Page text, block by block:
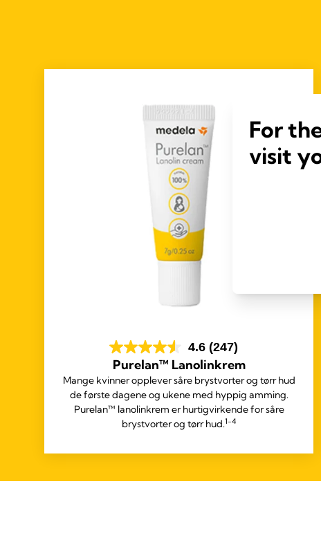
4.6 (247)
Purelan™ Lanolinkrem
Mange kvinner opplever såre brystvorter og tørr hud
de første dagene og ukene med hyppig amming.
Purelan™ lanolinkrem er hurtigvirkende for såre
brystvorter og tørr hud.1-4
For
visit